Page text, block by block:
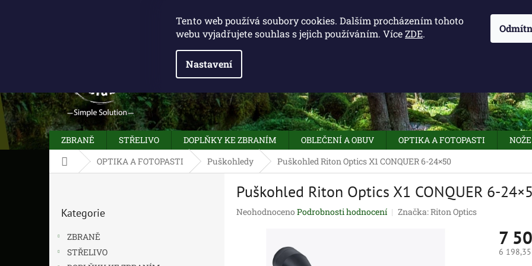
Tento web používá soubory cookies. Dalším procházením tohoto
webu vyjadřujete souhlas s jejich používáním. VíceZDE.
Nastavení
ZBRANĚ STŘELIVO DOPLŇKY KE ZBRANÍM OBLEČENÍ A OBUV OPTIKA A FOTOPASTI NOŽE
Domů OPTIKA A FOTOPASTI Puškohledy Puškohled Riton Optics X1 CONQUER 6-24×50
kategorie
Kategorie
ZBRANĚ
STŘELIVO
Puškohled Riton Optics X1 CONQUER 6-
Průměrné
Neohodnoceno Podrobnosti hodnocení Značka:Riton Optics
7
6